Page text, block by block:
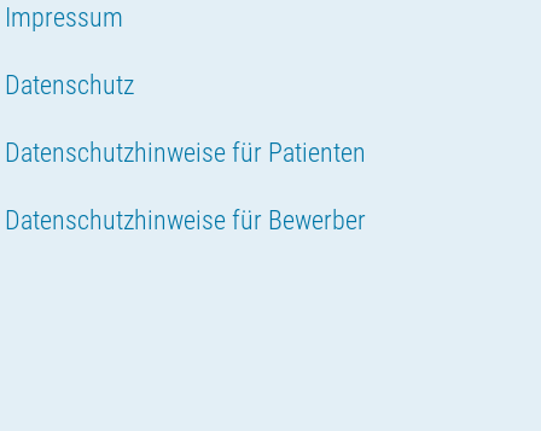
Impressum
Datenschutz
Datenschutzhinweise für Patienten
Datenschutzhinweise für Bewerber